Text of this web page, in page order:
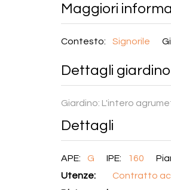
Maggiori
Contesto: Signorile
Dettagli giardino
Giardino: L'intero
Dettagli
APE: G IPE: 160
Utenze:
Contratto